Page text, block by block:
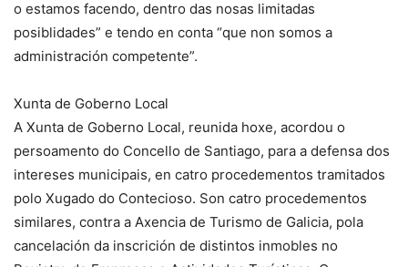
o estamos facendo, dentro das nosas limitadas
posiblidades” e tendo en conta “que non somos a
administración competente”.
Xunta de Goberno Local
A Xunta de Goberno Local, reunida hoxe, acordou o
persoamento do Concello de Santiago, para a defensa dos
intereses municipais, en catro procedementos tramitados
polo Xugado do Contecioso. Son catro procedementos
similares, contra a Axencia de Turismo de Galicia, pola
cancelación da inscrición de distintos inmobles no